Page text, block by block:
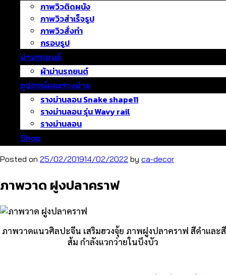
ภาพวิวติดผนัง
ภาพวิวสำเร็จรูป
ภาพวิวสั่งทำ
กรอบรูป
ม่านรถยนต์
ผ้าม่านรถยนต์
อุปกรณ์และรางม่าน
รางม่านลอน Snake shape11
รางม่านลอน รุ่น Wavy rail
รางม่านลอน
Shop
Posted on 25/02/201914/02/2022 by ca-decor
ภาพวาด ฝูงปลาคราฟ
ภาพวาดแนวศิลปะจีน เสริมฮวงจุ้ย ภาพฝูงปลาคราฟ สีดำและสี
ส้ม กำลังแวกว่ายในบึงบัว